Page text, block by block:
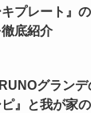
キプレート』
底紹介
グラン
』と我が家